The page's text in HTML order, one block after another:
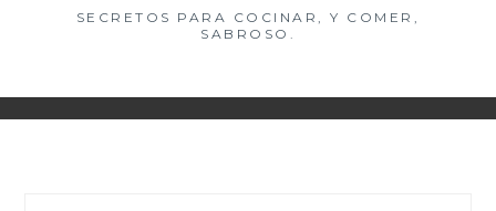
SECRETOS PARA COCINAR, Y COMER,
SABROSO.